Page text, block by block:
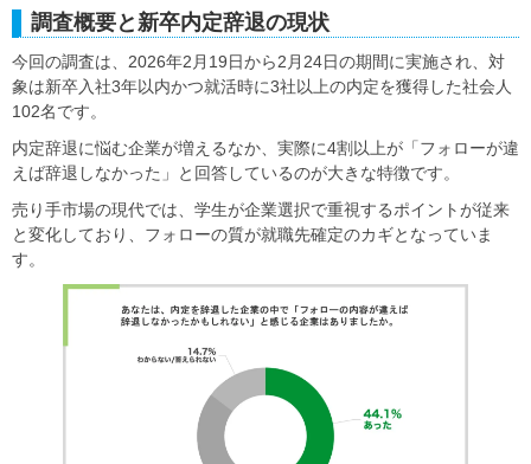
調査概要と新卒内定辞退の現状
今回の調査は、2026年2月19日から2月24日の期間に実施され、対
象は新卒入社3年以内かつ就活時に3社以上の内定を獲得した社会人
102名です。
内定辞退に悩む企業が増えるなか、実際に4割以上が「フォローが違
えば辞退しなかった」と回答しているのが大きな特徴です。
売り手市場の現代では、学生が企業選択で重視するポイントが従来
と変化しており、フォローの質が就職先確定のカギとなっていま
す。